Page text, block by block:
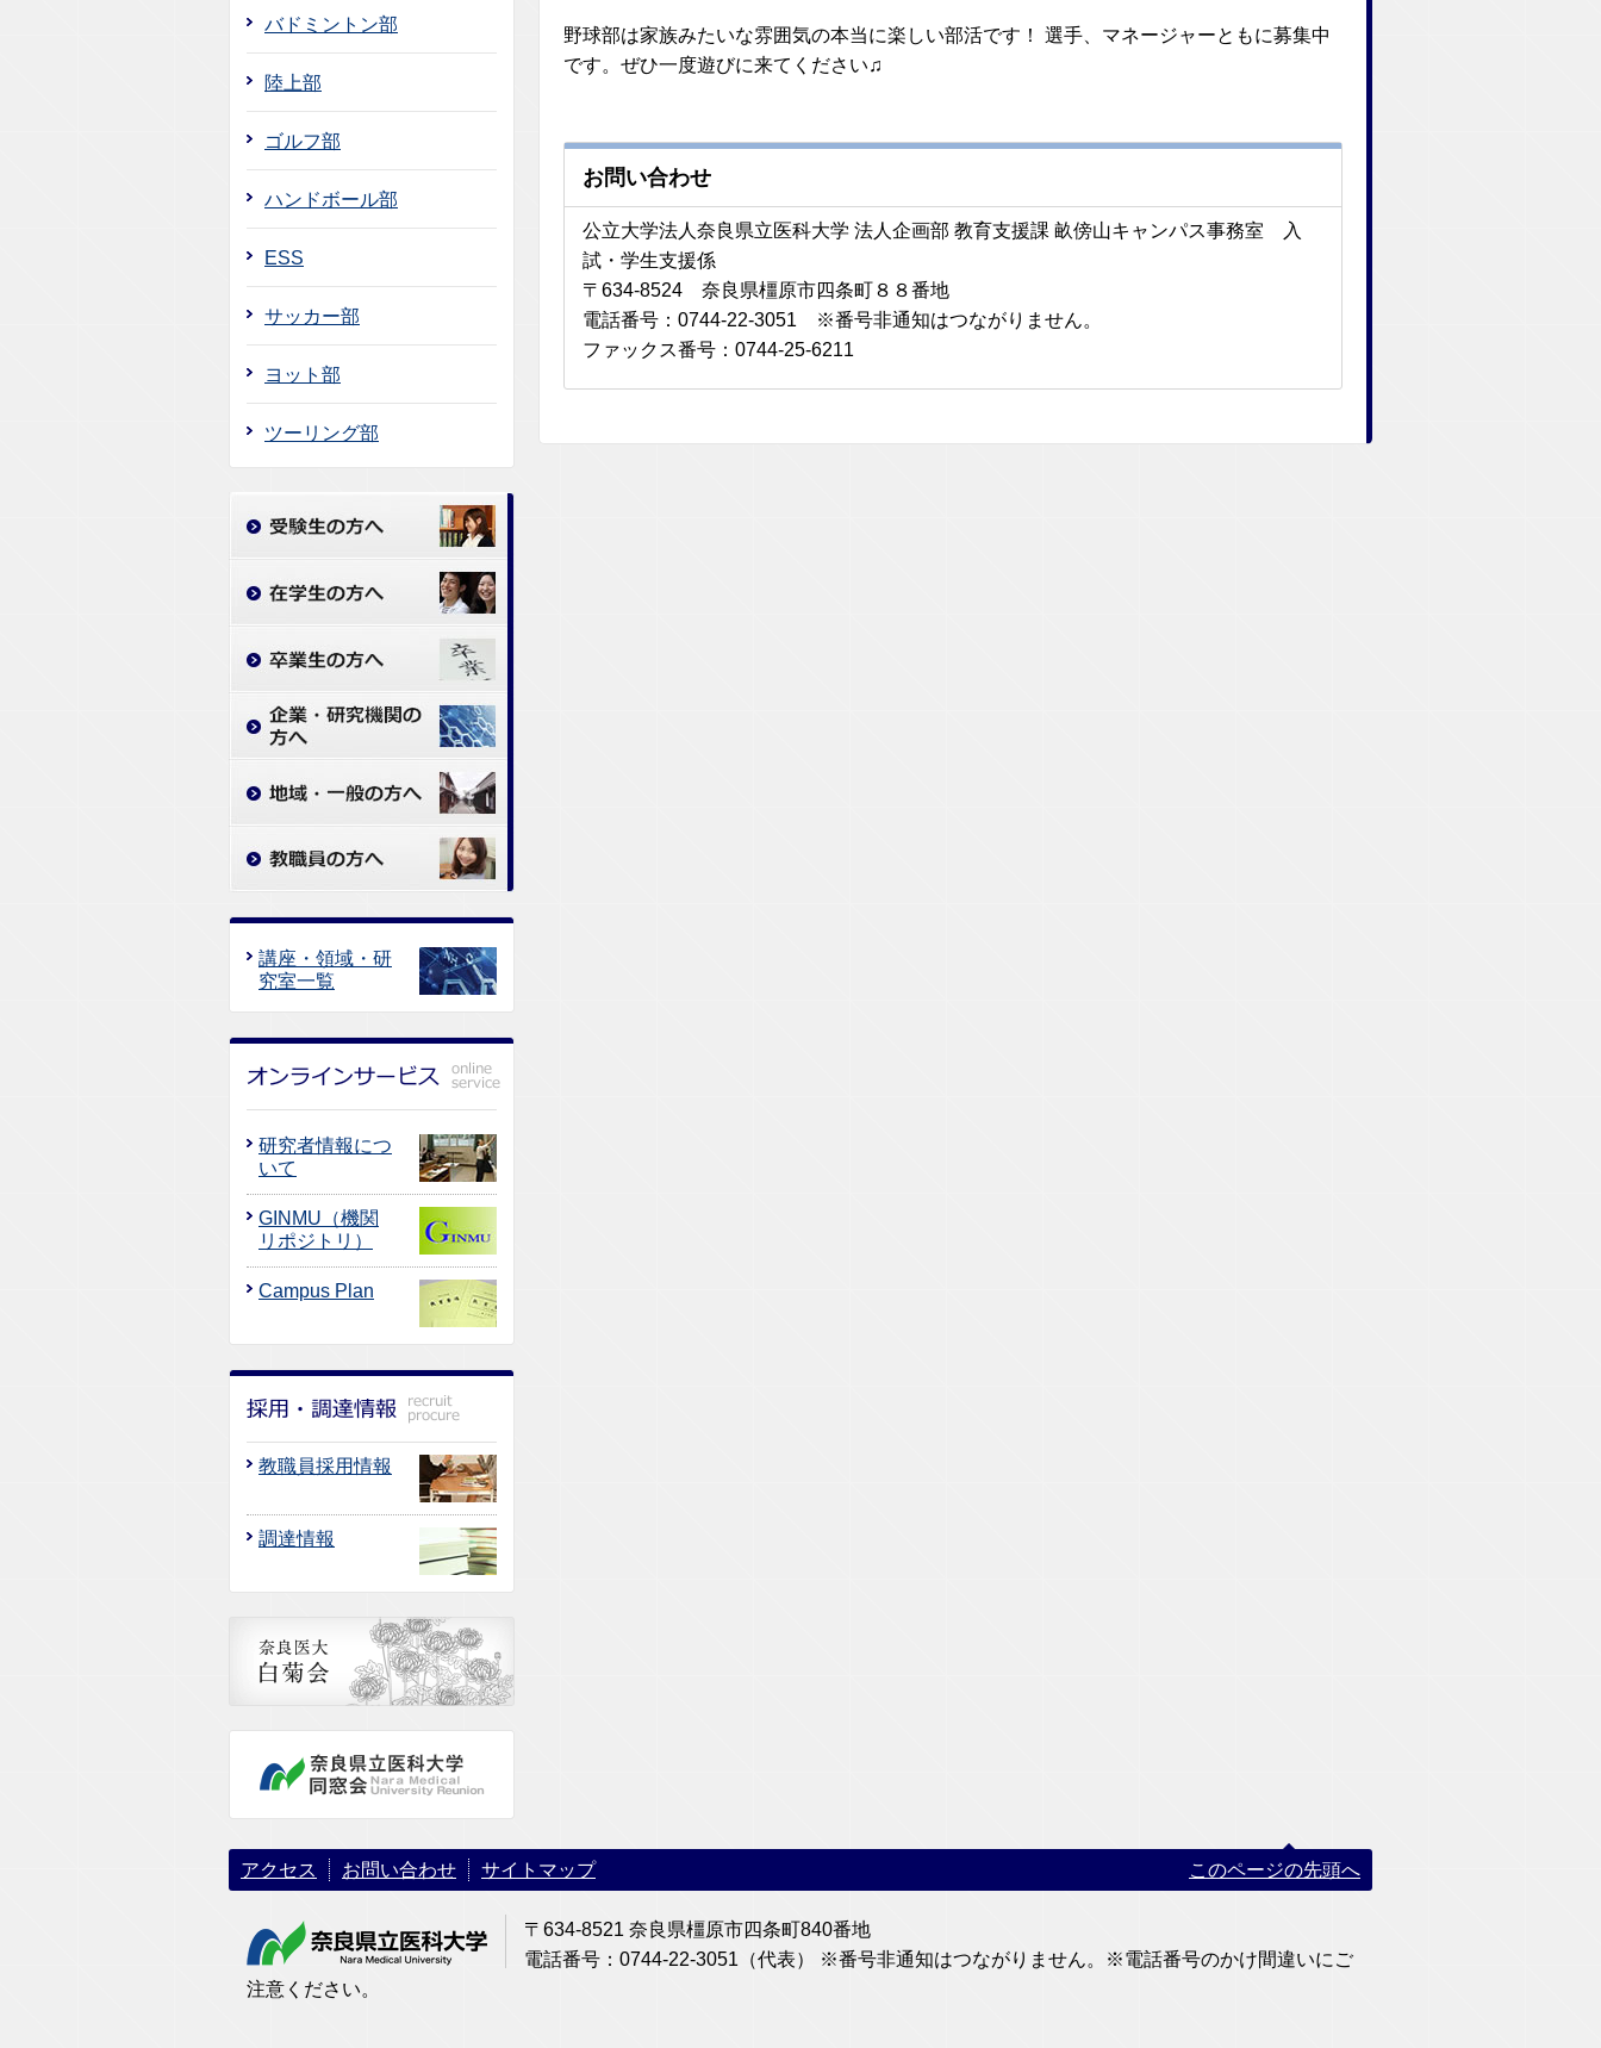
バドミントン部
陸上部
ゴルフ部
ハンドボール部
ESS
サッカー部
ヨット部
ツーリング部
講座・領域・研
究室一覧
研究者情報につ
いて
GINMU（機関
リポジトリ）
Campus Plan
教職員採用情報
調達情報
野球部は家族みたいな雰囲気の本当に楽しい部活です！ 選手、マネージャーともに募集中
です。ぜひ一度遊びに来てください♫
お問い合わせ
公立大学法人奈良県立医科大学 法人企画部 教育支援課 畝傍山キャンパス事務室 入
試・学生支援係
〒634-8524 奈良県橿原市四条町８８番地
電話番号：0744-22-3051 ※番号非通知はつながりません。
ファックス番号：0744-25-6211
アクセス お問い合わせ サイトマップ このページの先頭へ
〒634-8521 奈良県橿原市四条町840番地
電話番号：0744-22-3051（代表） ※番号非通知はつながりません。※電話番号のかけ間違いにご
注意ください。